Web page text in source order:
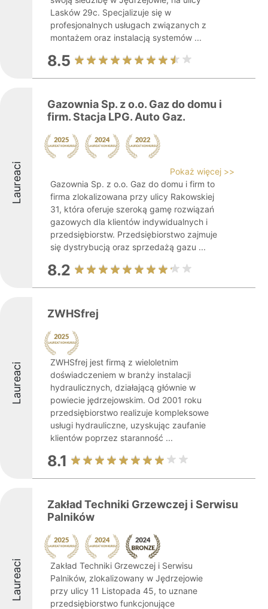
Lasków 29c. Specjalizuje się w
profesjonalnych usługach związanych z
montażem oraz instalacją systemów ...
8.5
Laureaci
Gazownia Sp. z o.o. Gaz do domu i
firm. Stacja LPG. Auto Gaz.
Pokaż więcej >>
Gazownia Sp. z o.o. Gaz do domu i firm to
firma zlokalizowana przy ulicy Rakowskiej
31, która oferuje szeroką gamę rozwiązań
gazowych dla klientów indywidualnych i
przedsiębiorstw. Przedsiębiorstwo zajmuje
się dystrybucją oraz sprzedażą gazu ...
8.2
Laureaci
ZWHSfrej
ZWHSfrej jest firmą z wieloletnim
doświadczeniem w branży instalacji
hydraulicznych, działającą głównie w
powiecie jędrzejowskim. Od 2001 roku
przedsiębiorstwo realizuje kompleksowe
usługi hydrauliczne, uzyskując zaufanie
klientów poprzez staranność ...
8.1
Laureaci
Zakład Techniki Grzewczej i Serwisu
Palników
Zakład Techniki Grzewczej i Serwisu
Palników, zlokalizowany w Jędrzejowie
przy ulicy 11 Listopada 45, to uznane
przedsiębiorstwo funkcjonujące